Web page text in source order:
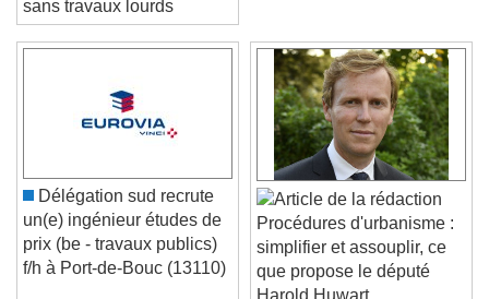
Video Player is loading.
Play
Skip Backward
Skip Forward
Unmute
Current Time0:00
/
Duration-:-
sans travaux lourds
Délégation sud recrute
un(e) ingénieur études de
prix (be - travaux publics)
Procédures d'urbanisme :
simplifier et assouplir, ce
que propose le député